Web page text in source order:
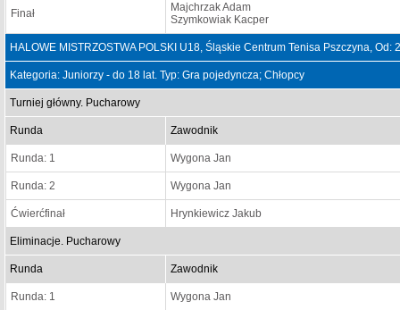
Finał
Majchrzak Adam
Szymkowiak Kacper
HALOWE MISTRZOSTWA POLSKI U18, Śląskie Centrum Tenisa Pszczyna,
Kategoria: Juniorzy - do 18 lat. Typ: Gra pojedyncza; Chłopcy
Turniej główny. Pucharowy
Runda Zawodnik
Runda: 1 Wygona Jan
Runda: 2 Wygona Jan
Ćwierćfinał Hrynkiewicz Jakub
Eliminacje. Pucharowy
Runda Zawodnik
Runda: 1 Wygona Jan